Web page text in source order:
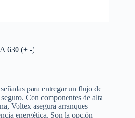
630 (+ -)
para entregar un flujo de
Con componentes de alta
Voltex asegura arranques
energética. Son la opción